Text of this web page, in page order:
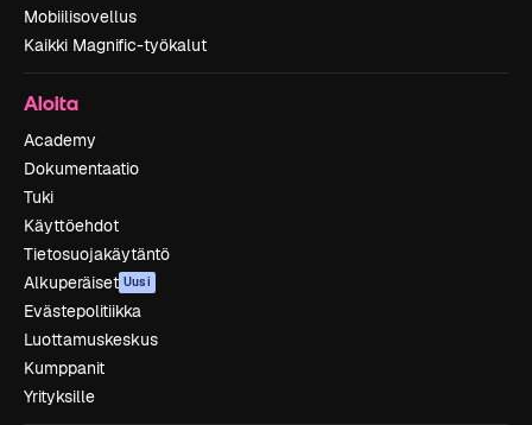
Mobiilisovellus
Kaikki Magnific-työkalut
Aloita
Academy
Dokumentaatio
Tuki
Käyttöehdot
Tietosuojakäytäntö
Alkuperäiset Uusi
Evästepolitiikka
Luottamuskeskus
Kumppanit
Yrityksille